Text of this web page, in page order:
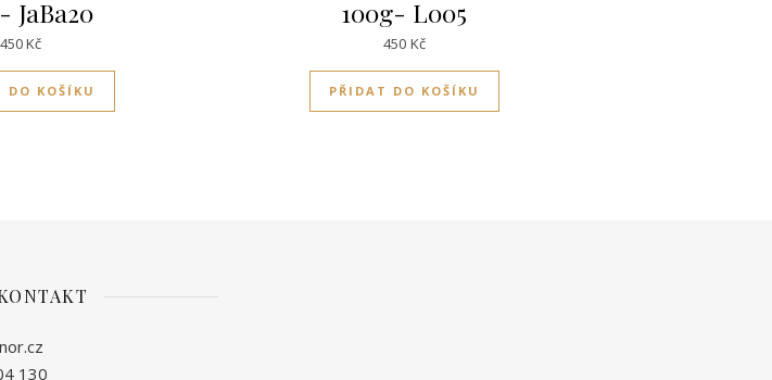
JaBa20
450Kč
DO KOŠÍKU
100g- L005
450 Kč
PŘIDAT DO KOŠÍKU
130